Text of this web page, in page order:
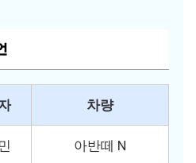
차량
아반떼 N